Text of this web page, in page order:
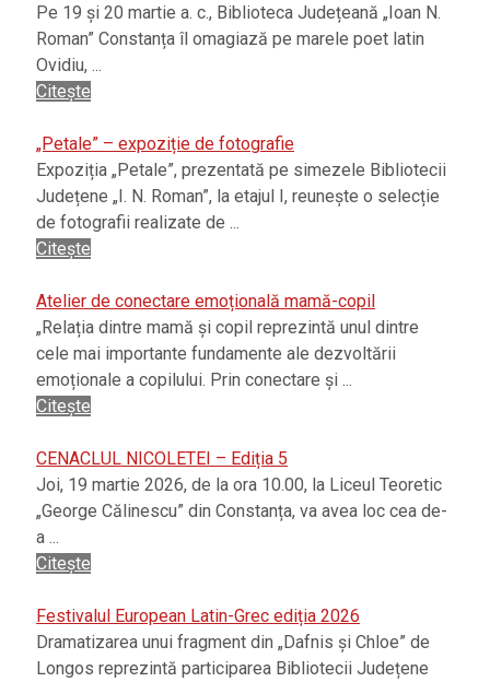
Pe 19 și 20 martie a. c., Biblioteca Județeană „Ioan N.
Roman” Constanța îl omagiază pe marele poet latin
Ovidiu, ...
Citește
„Petale” – expoziție de fotografie
Expoziția „Petale”, prezentată pe simezele Bibliotecii
Județene „I. N. Roman”, la etajul I, reunește o selecție
de fotografii realizate de ...
Citește
Atelier de conectare emoțională mamă-copil
„Relația dintre mamă și copil reprezintă unul dintre
cele mai importante fundamente ale dezvoltării
emoționale a copilului. Prin conectare și ...
Citește
CENACLUL NICOLETEI – Ediția 5
Joi, 19 martie 2026, de la ora 10.00, la Liceul Teoretic
„George Călinescu” din Constanța, va avea loc cea de-
a ...
Citește
Festivalul European Latin-Grec ediția 2026
Dramatizarea unui fragment din „Dafnis și Chloe” de
Longos reprezintă participarea Bibliotecii Județene